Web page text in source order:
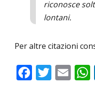
riconosce
lontani.
Per altre citazioni
F T E